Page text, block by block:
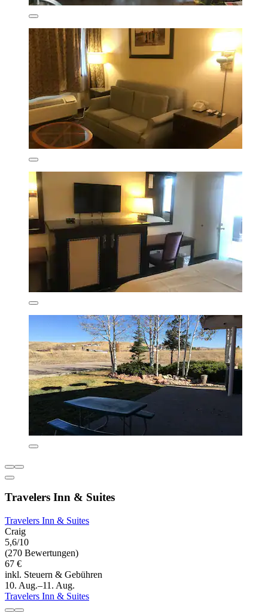
Travelers Inn & Suites
Travelers Inn & Suites
Craig
5,6/10
(270 Bewertungen)
67 €
inkl. Steuern & Gebühren
10. Aug.–11. Aug.
Travelers Inn & Suites